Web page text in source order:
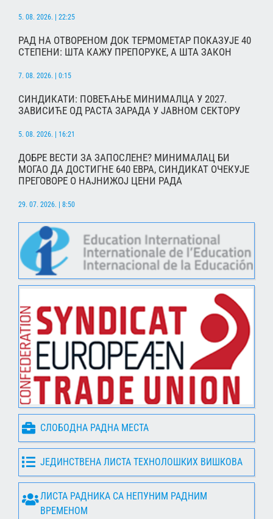
5. 08. 2026. | 22:25
РАД НА ОТВОРЕНОМ ДОК ТЕРМОМЕТАР ПОКАЗУЈЕ 40
СТЕПЕНИ: ШТА КАЖУ ПРЕПОРУКЕ, А ШТА ЗАКОН
7. 08. 2026. | 0:15
СИНДИКАТИ: ПОВЕЋАЊЕ МИНИМАЛЦА У 2027.
ЗАВИСИЋЕ ОД РАСТА ЗАРАДА У ЈАВНОМ СЕКТОРУ
5. 08. 2026. | 16:21
ДОБРЕ ВЕСТИ ЗА ЗАПОСЛЕНЕ? МИНИМАЛАЦ БИ
МОГАО ДА ДОСТИГНЕ 640 ЕВРА, СИНДИКАТ ОЧЕКУЈЕ
ПРЕГОВОРЕ О НАЈНИЖОЈ ЦЕНИ РАДА
29. 07. 2026. | 8:50
СЛОБОДНА РАДНА МЕСТА
ЈЕДИНСТВЕНА ЛИСТА ТЕХНОЛОШКИХ ВИШКОВА
ЛИСТА РАДНИКА СА НЕПУНИМ РАДНИМ
ВРЕМЕНОМ